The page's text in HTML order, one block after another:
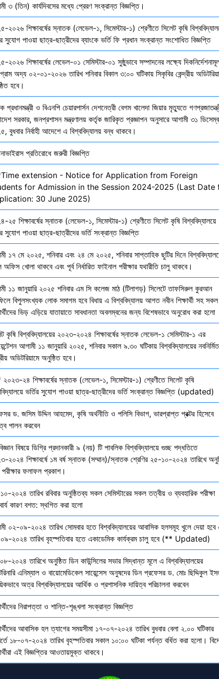
৩ (তিন) কার্যদিবসের মধ্যে প্রেরণ সংক্রান্ত বিজ্ঞপ্তি।
২০২৬ শিক্ষাবর্ষের স্নাতক (লেভেল-১, সিমেস্টার-১) শ্রেণীতে সিলেট কৃষি
সুযোগ পাওয়া ছাত্র-ছাত্রীদের ব্যাংকে ভর্তি ফি প্রধান সংক্রান্ত সংশোধিত বিজ্ঞপ্তি
২০২৬ শিক্ষাবর্ষের লেভেল-০১ সেমিস্টার-০১ সুষ্ঠুভাবে সম্পাদনের লক্ষ্যে
অদ্য ০২-০১-২০২৬ তারিখ শনিবার বিকাল ৩:০০ ঘটিকায় সিকৃবির কেন্দ্রীয়
হবে।
প্রধানমন্ত্রী ও বিএনপি চেয়ারপার্সন দেশনেত্রী বেগম খালেদা জিয়ার মৃত্যুতে
সরকার, জনপ্রশাসন মন্ত্রণালয় কর্তৃক জারিকৃত প্রজ্ঞাপন অনুসারে আগামী ৩১
বুধবার নির্বাহী আদেশে এ বিশ্ববিদ্যালয় বন্ধ থাকবে।
প্রতিরোধে জরুরী বিজ্ঞপ্তি
extension - Notice for Application from Foreign
for Admission in the Session 2024-2025 (Last Date
30 June 2025)
২৫ শিক্ষাবর্ষের স্নাতক (লেভেল-১, সিমেস্টার-১) শ্রেণীতে সিলেট কৃষি বিশ্ববিদ্যালয়ে
সুযোগ পাওয়া ছাত্র-ছাত্রীদের ভর্তি সংক্রান্ত বিজ্ঞপ্তি
১৭ মে ২০২৫, শনিবার এবং ২৪ মে ২০২৫, শনিবার সাপ্তাহিক ছুটির দিনে
খোলা থাকবে এবং পূর্ব নির্ধারিত ফাইনাল পরীক্ষার যথারীতি চালু থাকবে।
১১ জানুয়ারি ২০২৫ শনিবার এম সি কলেজ মাঠ (টিলাগড়) সিলেটে তাফসিরুল কুরআন
বিপুলসংখ্যক লোক সমাগম হবে বিধায় এ বিশ্ববিদ্যালয় আগত নবীন শিক্ষার্থী সহ সকল
ভিড় এড়িয়ে যাতায়াতে সাবধানতা অবলম্বনের জন্য বিশেষভাবে অনুরোধ করা হলো
কৃষি বিশ্ববিদ্যালয়ের ২০২৩-২০২৪ শিক্ষাবর্ষের স্নাতক লেভেল-১ সেমিস্টার-১ এর
আগামী ১১ জানুয়ারি ২০২৫, শনিবার সকাল ৯.৩০ ঘটিকায় বিশ্ববিদ্যালয়ের নবনির্মিত
অডিটরিয়ামে অনুষ্ঠিত হবে।
২৪ শিক্ষাবর্ষের স্নাতক (লেভেল-১, সিমেস্টার-১) শ্রেণীতে সিলেট কৃষি
ভর্তির সুযোগ পাওয়া ছাত্র-ছাত্রীদের ভর্তি সংক্রান্ত বিজ্ঞপ্তি (updated)
ড. জসিম উদ্দিন আহমেদ, কৃষি অর্থনীতি ও পলিসি বিভাগ, ভারপ্রাপ্ত প্রক্টর হিসেবে
পালন করবেন
বিষয়ে ডিগ্রি প্রদানকারী ৯ (নয়) টি পাবলিক বিশ্ববিদ্যালয়ে গুচ্ছ পদ্ধতিতে
২০২৪ শিক্ষাবর্ষে ১ম বর্ষ স্নাতক (সম্মান)/স্নাতক শ্রেণির ২৫-১০-২০২৪ তারিখে
পরীক্ষার ফলাফল প্রকাশ।
২০২৪ তারিখ রবিবার অনুষ্ঠিতব্য সকল সেমিস্টারের সকল তত্বীয় ও ব্যবহারিক পরীক্ষা
কারণ বশত: স্থগিত করা হলো
০২-০৯-২০২৪ তারিখ সোমবার হতে বিশ্ববিদ্যালয়ের আবাসিক হলসমূহ খুলে দেয়া হবে
২০২৪ তারিখ বৃহস্পতিবার হতে একাডেমিক কার্যক্রম চালু হবে (** Updated)
২০২৪ তারিখে অনুষ্ঠিত ডিন কাউন্সিলের সভার সিদ্ধান্ত মূলে এ বিশ্ববিদ্যালয়ের
এনিম্যাল ও বায়োমেডিকেল সায়েন্সেস অনুষদের ডিন প্রফেসর ড. মোঃ ছিদ্দিকুল
অত্র বিশ্ববিদ্যালয়ের আর্থিক ও প্রশাসনিক দায়িত্ব পরিচালনা করবেন
নিরাপত্তা ও শান্তি-শৃঙ্খলা সংক্রান্ত বিজ্ঞপ্তি
আবাসিক হল ত্যাগের সময়সীমা ১৭-০৭-২০২৪ তারিখ বুধবার বেলা ২.০০ ঘটিকার
১৮-০৭-২০২৪ তারিখ বৃহস্পতিবার সকাল ১০:০০ ঘটিকা পর্যন্ত বর্ধিত করা হলো।
এই বিজ্ঞপ্তির আওতায়মুক্ত থাকবে।